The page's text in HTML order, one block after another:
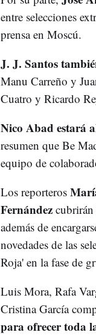
entre selecciones
prensa en Moscú.
J. J. Santos
Manu Carreño y
Cuatro y Ricardo
Nico Abad estará
resumen que Be
equipo de
Los reporteros
Fernándezcubrirán
además de
novedades de las
Roja' en la fase de
Luis Mora, Rafa
Cristina García
para ofrecer toda